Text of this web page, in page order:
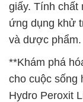
giấy. Tính chất
ứng dụng khử
và dược phẩm.
**Khám phá
cho cuộc sống
Hydro Peroxit